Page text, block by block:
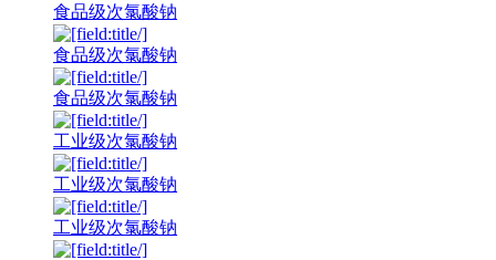
食品级次氯酸钠
食品级次氯酸钠
食品级次氯酸钠
工业级次氯酸钠
工业级次氯酸钠
工业级次氯酸钠